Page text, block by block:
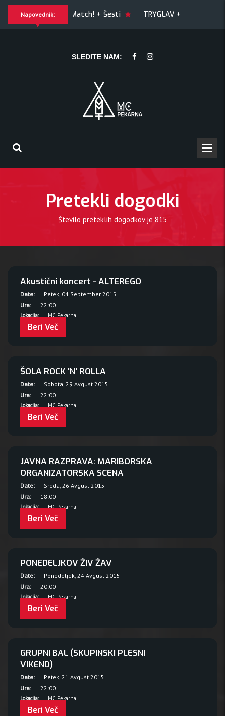
Napovednik:
GUILTY OF JOY + Match! + Šesti
TRYGLAV + Kresnik +
+ Morywa
YAWNING MAN (US), Hrmülja (HR), A Gram trip
SLEDITE NAM:
Pretekli dogodki
Število preteklih dogodkov je 815
Akustični koncert - ALTEREGO
Date:
Petek, 04 September 2015
Ura:
22:00
Lokacija: MC Pekarna
Beri Več
ŠOLA ROCK 'N' ROLLA
Date:
Sobota, 29 Avgust 2015
Ura:
22:00
Lokacija: MC Pekarna
Beri Več
JAVNA RAZPRAVA: MARIBORSKA
ORGANIZATORSKA SCENA
Date:
Sreda, 26 Avgust 2015
Ura:
18:00
Lokacija: MC Pekarna
Beri Več
PONEDELJKOV ŽIV ŽAV
Date:
Ponedeljek, 24 Avgust 2015
Ura:
20:00
Lokacija: MC Pekarna
Beri Več
GRUPNI BAL (SKUPINSKI PLESNI
VIKEND)
Date:
Petek, 21 Avgust 2015
Ura:
22:00
Lokacija: MC Pekarna
Beri Več